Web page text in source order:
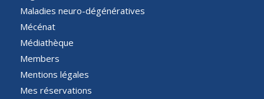
Maladies neuro-dégénératives
Mécénat
Médiathèque
Members
Mentions légales
Mes réservations